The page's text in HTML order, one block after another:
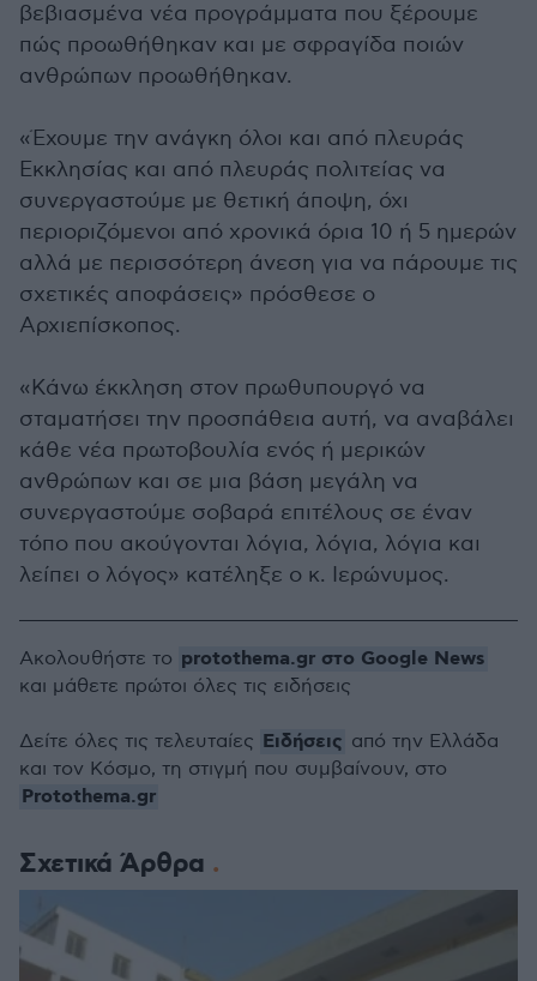
βεβιασμένα νέα προγράμματα που ξέρουμε
πώς προωθήθηκαν και με σφραγίδα ποιών
ανθρώπων προωθήθηκαν.
«Έχουμε την ανάγκη όλοι και από πλευράς
Εκκλησίας και από πλευράς πολιτείας να
συνεργαστούμε με θετική άποψη, όχι
περιοριζόμενοι από χρονικά όρια 10 ή 5 ημερών
αλλά με περισσότερη άνεση για να πάρουμε τις
σχετικές αποφάσεις» πρόσθεσε ο
Αρχιεπίσκοπος.
«Κάνω έκκληση στον πρωθυπουργό να
σταματήσει την προσπάθεια αυτή, να αναβάλει
κάθε νέα πρωτοβουλία ενός ή μερικών
ανθρώπων και σε μια βάση μεγάλη να
συνεργαστούμε σοβαρά επιτέλους σε έναν
τόπο που ακούγονται λόγια, λόγια, λόγια και
λείπει ο λόγος» κατέληξε ο κ. Ιερώνυμος.
Σχετικά Άρθρα
Ακολουθήστε το protothema.gr στο Google News
και μάθετε πρώτοι όλες τις ειδήσεις
Δείτε όλες τις τελευταίες Ειδήσεις από την Ελλάδα
και τον Κόσμο, τη στιγμή που συμβαίνουν, στο
Protothema.gr